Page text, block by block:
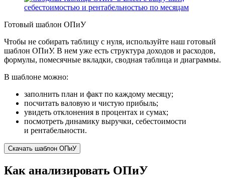
Готовый шаблон ОПиУ
Чтобы не собирать таблицу с нуля, используйте наш готовый
шаблон ОПиУ. В нем уже есть структура доходов и расходов,
формулы, помесячные вкладки, сводная таблица и диаграммы.
В шаблоне можно:
заполнить план и факт по каждому месяцу;
посчитать валовую и чистую прибыль;
увидеть отклонения в процентах и сумах;
посмотреть динамику выручки, себестоимости
и рентабельности.
Скачать шаблон ОПиУ
Как анализировать ОПиУ